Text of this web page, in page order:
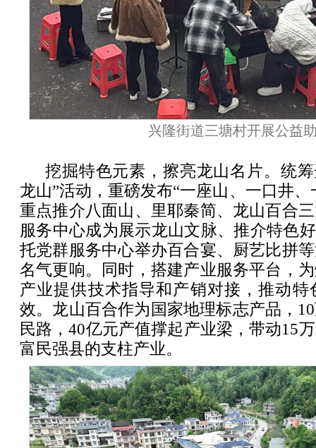
兴隆街道三塘村开展公益
挖掘特色元素，擦亮龙山名片。统
龙山”活动，重磅发布“一座山、一口井
重点推介八面山、里耶秦简、龙山百合
服务中心成为展示龙山文脉、推介特色
托党群服务中心举办百合宴、厨艺比拼
名气更响。同时，搭建产业服务平台，
产业提供技术指导和产销对接，推动
效。龙山百合作为国家地理标志产品，
民路，40亿元产值撑起产业梁，带动15
富民强县的支柱产业。